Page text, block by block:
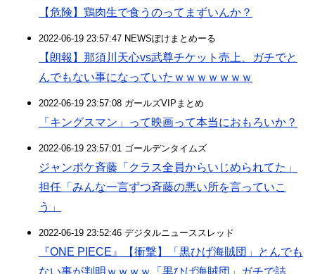
【危険】鶏肉生で食うのってまずいんか？
2022-06-19 23:57:47 NEWSぽけまとめーる
【朗報】那須川天心vs武尊チケット売上、ガチでと
んでもない事になっていたｗｗｗｗｗｗｗ
2022-06-19 23:57:08 ガールズVIPまとめ
「キングスマン」って映画って本当におもろいか？
2022-06-19 23:57:01 ゴールデンタイムズ
ジャンポケ斉藤「クラス全員からいじめられてた」
担任「みんな一言ずつ斉藤の悪い所を言っていこ
う」
2022-06-19 23:52:46 デジタルニューススレッド
『ONE PIECE』【衝撃】「黒ひげ海賊団」とんでも
ない事が判明ｗｗｗｗ「黒ひげ海賊団」ガチで詰